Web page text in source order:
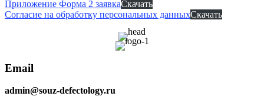
Приложение Форма 2 заявкаСкачать
Согласие на обработку персональных данныхСкачать
Email
admin@souz-defectology.ru